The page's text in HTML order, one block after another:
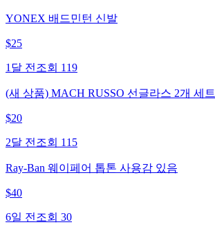
YONEX 배드민턴 신발
$25
1달 전 조회 119
(새 상품) MACH RUSSO 선글라스 2개 세트
$20
2달 전 조회 115
Ray-Ban 웨이페어 톱톤 사용감 있음
$40
6일 전 조회 30